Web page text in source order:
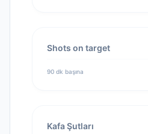
Shots on target
90 dk başına
Kafa Şutları